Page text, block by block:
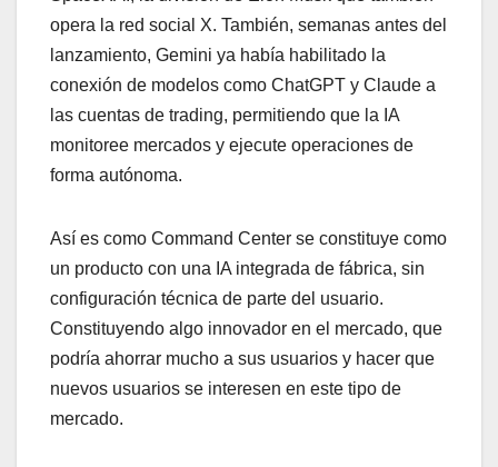
opera la red social X. También, semanas antes del
lanzamiento, Gemini ya había habilitado la
conexión de modelos como ChatGPT y Claude a
las cuentas de trading, permitiendo que la IA
monitoree mercados y ejecute operaciones de
forma autónoma.
Así es como Command Center se constituye como
un producto con una IA integrada de fábrica, sin
configuración técnica de parte del usuario.
Constituyendo algo innovador en el mercado, que
podría ahorrar mucho a sus usuarios y hacer que
nuevos usuarios se interesen en este tipo de
mercado.